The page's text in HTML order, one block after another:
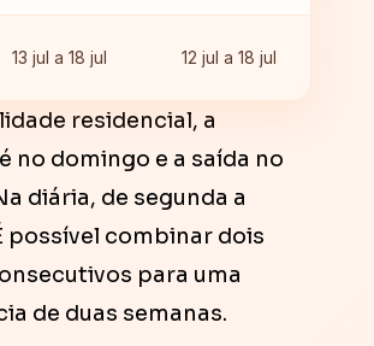
13 jul a 18 jul 12 jul a 18 jul
residencial, a
no domingo e a saída no
diária, de segunda a
possível combinar dois
para uma
de duas semanas.